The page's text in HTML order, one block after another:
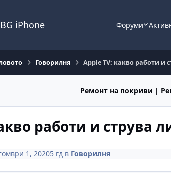
BG iPhone Форуми
Говорилня Apple TV: какво работи и
Ремонт на покриви |
работи и струва
1, 20205 гдв Говорилня